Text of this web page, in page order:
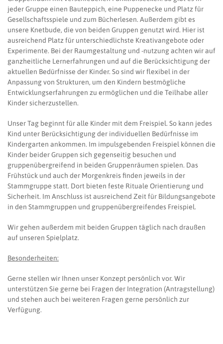
jeder Gruppe einen Bauteppich, eine Puppenecke und Platz für
Gesellschaftsspiele und zum Bücherlesen. Außerdem gibt es
unsere Knetbude, die von beiden Gruppen genutzt wird. Hier ist
ausreichend Platz für unterschiedlichste Kreativangebote oder
Experimente. Bei der Raumgestaltung und -nutzung achten wir auf
ganzheitliche Lernerfahrungen und auf die Berücksichtigung der
aktuellen Bedürfnisse der Kinder. So sind wir flexibel in der
Anpassung von Strukturen, um den Kindern bestmögliche
Entwicklungserfahrungen zu ermöglichen und die Teilhabe aller
Kinder sicherzustellen.
Unser Tag beginnt für alle Kinder mit dem Freispiel. So kann jedes
Kind unter Berücksichtigung der individuellen Bedürfnisse im
Kindergarten ankommen. Im impulsgebenden Freispiel können die
Kinder beider Gruppen sich gegenseitig besuchen und
gruppenübergreifend in beiden Gruppenräumen spielen. Das
Frühstück und auch der Morgenkreis finden jeweils in der
Stammgruppe statt. Dort bieten feste Rituale Orientierung und
Sicherheit. Im Anschluss ist ausreichend Zeit für Bildungsangebote
in den Stammgruppen und gruppenübergreifendes Freispiel.
Wir gehen außerdem mit beiden Gruppen täglich nach draußen
auf unseren Spielplatz.
Besonderheiten:
Gerne stellen wir Ihnen unser Konzept persönlich vor. Wir
unterstützen Sie gerne bei Fragen der Integration (Antragstellung)
und stehen auch bei weiteren Fragen gerne persönlich zur
Verfügung.